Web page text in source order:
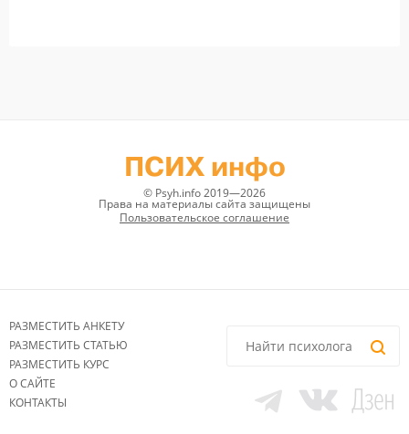
ПСИХ инфо
© Psyh.info 2019—2026
Права на материалы сайта защищены
Пользовательское соглашение
РАЗМЕСТИТЬ АНКЕТУ
РАЗМЕСТИТЬ СТАТЬЮ
РАЗМЕСТИТЬ КУРС
О САЙТЕ
КОНТАКТЫ